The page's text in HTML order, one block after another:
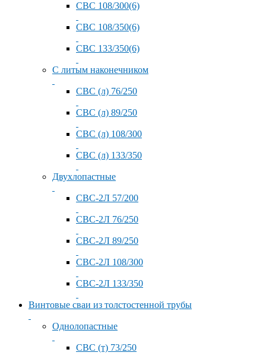
СВС 108/300(6)
СВС 108/350(6)
СВС 133/350(6)
С литым наконечником
СВС (л) 76/250
СВС (л) 89/250
СВС (л) 108/300
СВС (л) 133/350
Двухлопастные
СВС-2Л 57/200
СВС-2Л 76/250
СВС-2Л 89/250
СВС-2Л 108/300
СВС-2Л 133/350
Винтовые сваи из толстостенной трубы
Однолопастные
СВС (т) 73/250